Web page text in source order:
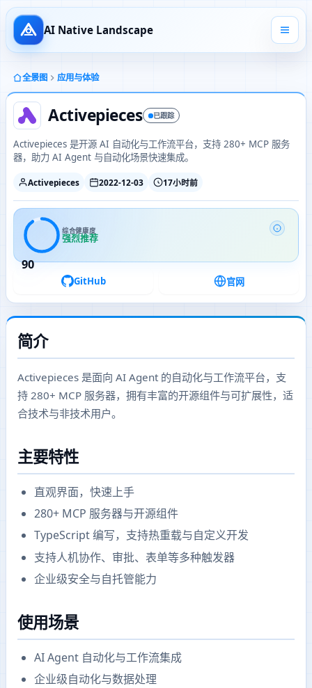
AI Native Landscape
全景图 应用与体验
Activepieces 已跟踪
Activepieces 是开源 AI 自动化与工作流平台，支持 280+ MCP 服务
器，助力 AI Agent 与自动化场景快速集成。
Activepieces 2022-12-03 17小时前
90
综合健康度
强烈推荐
GitHub 官网
简介
Activepieces 是面向 AI Agent 的自动化与工作流平台，支
持 280+ MCP 服务器，拥有丰富的开源组件与可扩展性，适
合技术与非技术用户。
主要特性
直观界面，快速上手
280+ MCP 服务器与开源组件
TypeScript 编写，支持热重载与自定义开发
支持人机协作、审批、表单等多种触发器
企业级安全与自托管能力
使用场景
AI Agent 自动化与工作流集成
企业级自动化与数据处理